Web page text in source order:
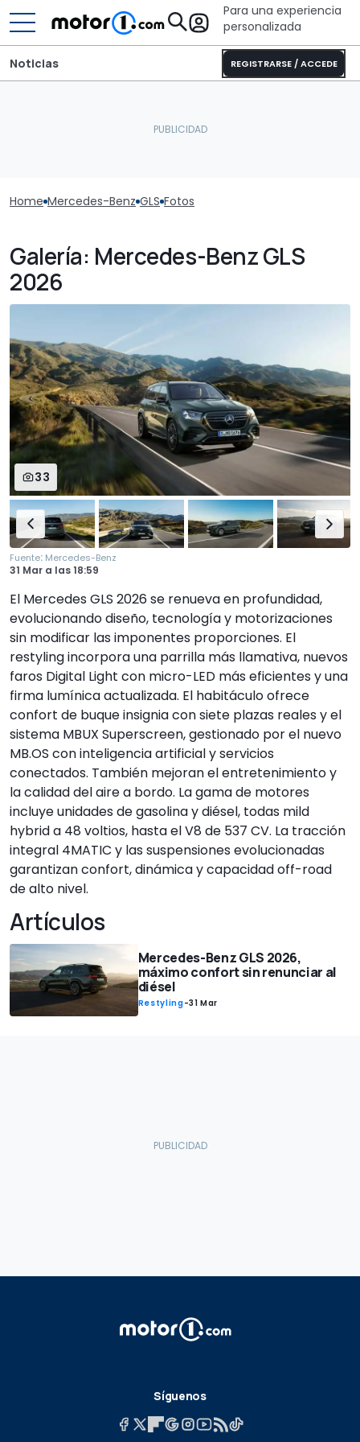
Para una experiencia
personalizada
REGISTRARSE / ACCEDE
Noticias
Home Mercedes-Benz GLS Fotos
Galería: Mercedes-Benz GLS
2026
33
Fuente: Mercedes-Benz
31 Mar a las18:59
El Mercedes GLS 2026 se renueva en profundidad,
evolucionando diseño, tecnología y motorizaciones
sin modificar las imponentes proporciones. El
restyling incorpora una parrilla más llamativa, nuevos
faros Digital Light con micro-LED más eficientes y una
firma lumínica actualizada. El habitáculo ofrece
confort de buque insignia con siete plazas reales y el
sistema MBUX Superscreen, gestionado por el nuevo
MB.OS con inteligencia artificial y servicios
conectados. También mejoran el entretenimiento y
la calidad del aire a bordo. La gama de motores
incluye unidades de gasolina y diésel, todas mild
hybrid a 48 voltios, hasta el V8 de 537 CV. La tracción
integral 4MATIC y las suspensiones evolucionadas
garantizan confort, dinámica y capacidad off-road
de alto nivel.
Artículos
Mercedes-Benz GLS 2026,
máximo confort sin renunciar al
diésel
Restyling-31 Mar
Síguenos